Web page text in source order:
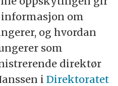
om
og hvordan
som
direktør
i Direktoratet